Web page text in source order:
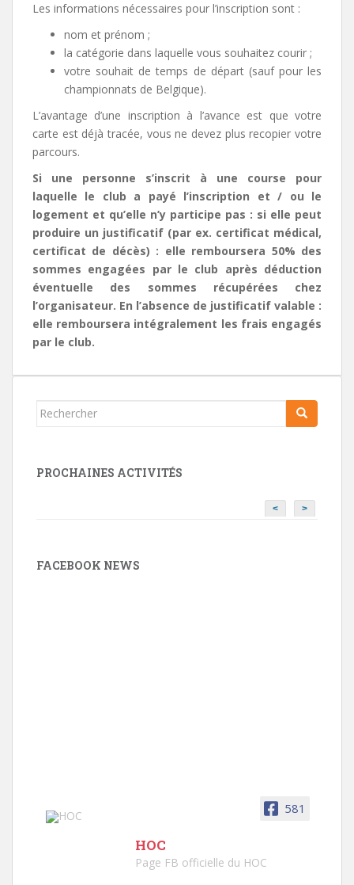
Les informations nécessaires pour l’inscription sont :
nom et prénom ;
la catégorie dans laquelle vous souhaitez courir ;
votre souhait de temps de départ (sauf pour les
championnats de Belgique).
L’avantage d’une inscription à l’avance est que votre
carte est déjà tracée, vous ne devez plus recopier votre
parcours.
Si une personne s’inscrit à une course pour
laquelle le club a payé l’inscription et / ou le
logement et qu’elle n’y participe pas : si elle peut
produire un justificatif (par ex. certificat médical,
certificat de décès) : elle remboursera 50% des
sommes engagées par le club après déduction
éventuelle des sommes récupérées chez
l’organisateur. En l’absence de justificatif valable :
elle remboursera intégralement les frais engagés
par le club.
Rechercher...
PROCHAINES ACTIVITÉS
< >
FACEBOOK NEWS
581
HOC
Page FB officielle du HOC